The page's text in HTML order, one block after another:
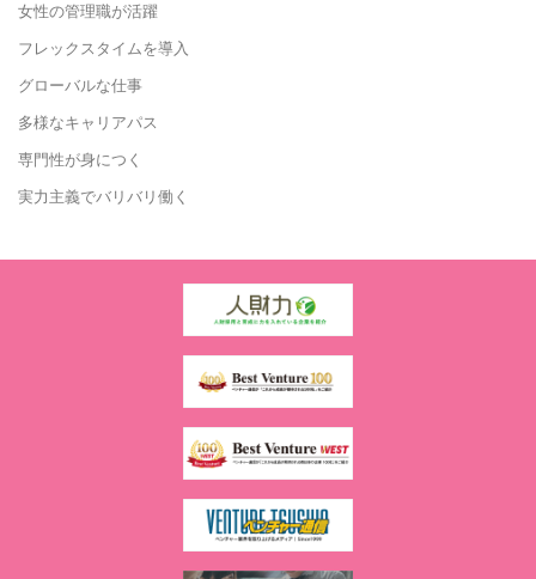
女性の管理職が活躍
フレックスタイムを導入
グローバルな仕事
多様なキャリアパス
専門性が身につく
実力主義でバリバリ働く